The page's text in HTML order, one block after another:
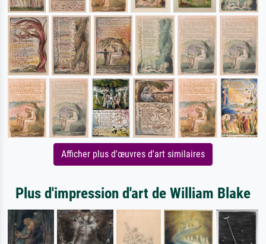
Afficher plus d'œuvres d'art similaires
Plus d'impression d'art de William Blake